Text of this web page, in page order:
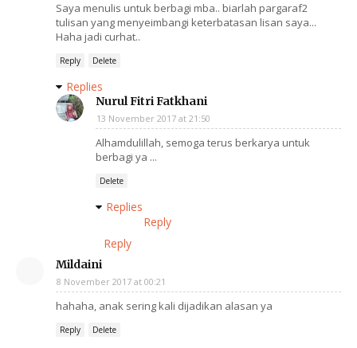
Saya menulis untuk berbagi mba.. biarlah pargaraf2
tulisan yang menyeimbangi keterbatasan lisan saya...
Haha jadi curhat..
Reply Delete
Replies
Nurul Fitri Fatkhani
13 November 2017 at 21:50
Alhamdulillah, semoga terus berkarya untuk
berbagi ya ...
Delete
Replies
Reply
Reply
Mildaini
8 November 2017 at 00:21
hahaha, anak sering kali dijadikan alasan ya
Reply Delete